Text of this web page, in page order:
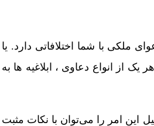
با شما اختلافاتی دارد. یا
یک از انواع دعاوی ، ابلاغیه ها به
این امر را می‌توان با نکات مثبت